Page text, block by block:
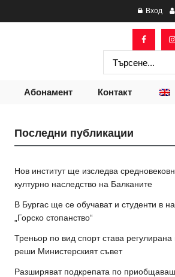
Вход
Абонамент Контакт
Последни публикации
Нов институт ще изследва
културно наследство на Балканите
В Бургас ще се обучават и студенти в
„Горско стопанство“
Треньор по вид спорт става
реши Министерският съвет
Разширяват подкрепата по